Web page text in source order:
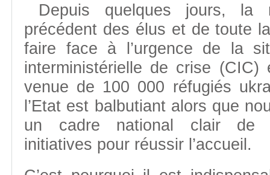
Depuis quelques jours, la
précédent des élus et de toute
faire face à l’urgence de la
interministérielle de crise (CIC)
venue de 100 000 réfugiés
l’Etat est balbutiant alors que
un cadre national clair de
initiatives pour réussir l’accueil.